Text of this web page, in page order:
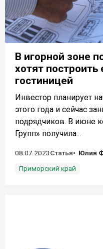
В игорной зоне
хотят
гостиницей
Инвестор планирует
этого года и сейчас
подрядчиков. В июне
Групп» получила...
08.07.2023Статья
Юлия
Приморский край